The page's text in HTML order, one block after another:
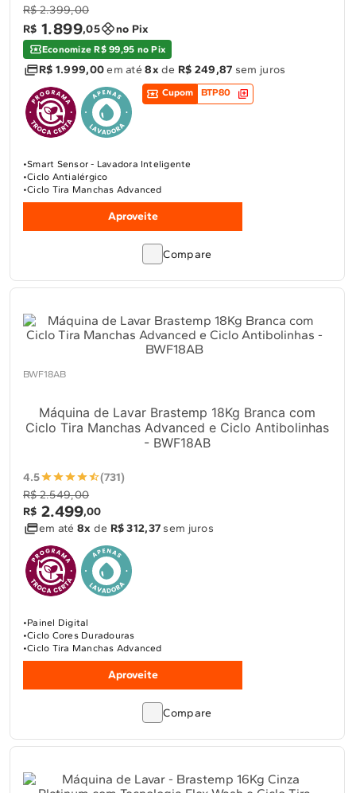
R$ 2.399,00
R$ 1.899,05 no Pix
Economize R$ 99,95 no Pix
R$ 1.999,00em até8x de R$ 249,87 sem juros
Cupom BTP80
Smart Sensor - Lavadora Inteligente
Ciclo Antialérgico
Ciclo Tira Manchas Advanced
Aproveite
Compare
BWF18AB
Máquina de Lavar Brastemp 18Kg Branca com
Ciclo Tira Manchas Advanced e Ciclo Antibolinhas
- BWF18AB
4.5
(731)
R$ 2.549,00
R$ 2.499,00
em até 8x de R$ 312,37 sem juros
Painel Digital
Ciclo Cores Duradouras
Ciclo Tira Manchas Advanced
Aproveite
Compare